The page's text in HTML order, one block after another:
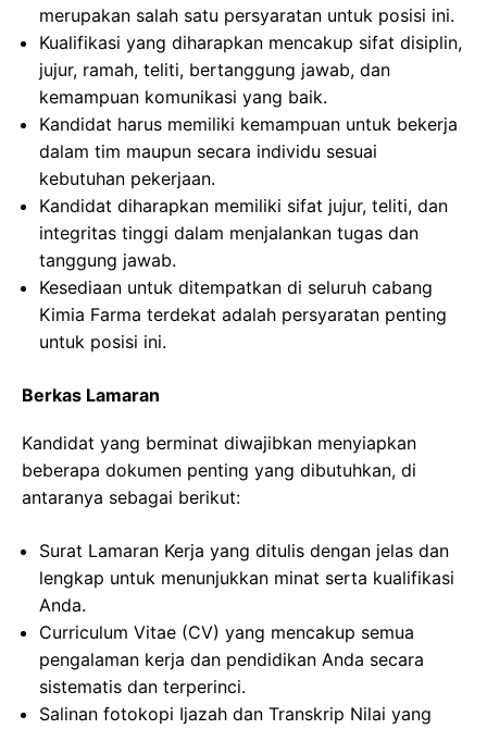
merupakan salah satu persyaratan untuk posisi ini.
Kualifikasi yang diharapkan mencakup sifat disiplin,
jujur, ramah, teliti, bertanggung jawab, dan
kemampuan komunikasi yang baik.
Kandidat harus memiliki kemampuan untuk bekerja
dalam tim maupun secara individu sesuai
kebutuhan pekerjaan.
Kandidat diharapkan memiliki sifat jujur, teliti, dan
integritas tinggi dalam menjalankan tugas dan
tanggung jawab.
Kesediaan untuk ditempatkan di seluruh cabang
Kimia Farma terdekat adalah persyaratan penting
untuk posisi ini.
Berkas Lamaran
Kandidat yang berminat diwajibkan menyiapkan
beberapa dokumen penting yang dibutuhkan, di
antaranya sebagai berikut:
Surat Lamaran Kerja yang ditulis dengan jelas dan
lengkap untuk menunjukkan minat serta kualifikasi
Anda.
Curriculum Vitae (CV) yang mencakup semua
pengalaman kerja dan pendidikan Anda secara
sistematis dan terperinci.
Salinan fotokopi Ijazah dan Transkrip Nilai yang